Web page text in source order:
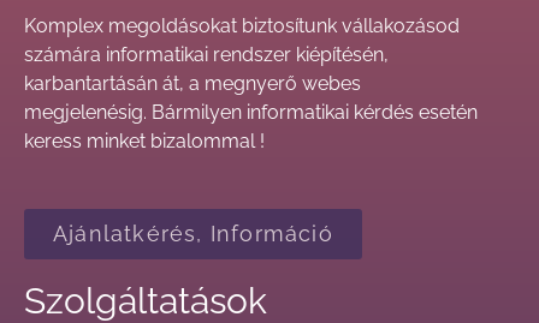
Komplex megoldásokat biztosítunk vállakozásod
számára informatikai rendszer kiépítésén,
karbantartásán át, a megnyerő webes
megjelenésig. Bármilyen informatikai kérdés esetén
keress minket bizalommal !
Ajánlatkérés, Információ
Szolgáltatások